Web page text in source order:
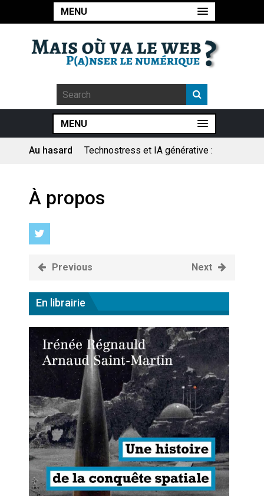
MENU
MENU
Au hasard
Technostress et IA générative :
prévoient la fin de l’emploi « à
Artemis II : objectif nul
Quand Mistral veut moraliser le
Commentaire sur la polémique
des perroquets
Les syndicats, (tout) contre l’IA
En Seine-et-Marne, le projet de
Campus IA doit sortir des
champs : « On impose et copie
le gigantisme états-unien »
Addendum sur les machines à
laver, et l’intelligence artificielle
À propos
Previous Next
En librairie